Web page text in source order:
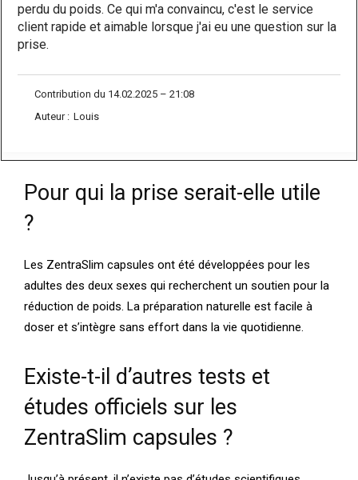
perdu du poids. Ce qui m'a convaincu, c'est le service
client rapide et aimable lorsque j'ai eu une question sur la
prise.
Contribution du 14.02.2025 – 21:08
Auteur : Louis
Pour qui la prise serait-elle utile
?
Les ZentraSlim capsules ont été développées pour les
adultes des deux sexes qui recherchent un soutien pour la
réduction de poids. La préparation naturelle est facile à
doser et s’intègre sans effort dans la vie quotidienne.
Existe-t-il d’autres tests et
études officiels sur les
ZentraSlim capsules ?